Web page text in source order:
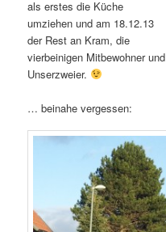
als erstes die Küche
umziehen und am 18.12.13
der Rest an Kram, die
vierbeinigen Mitbewohner und
Unserzweier.
… beinahe vergessen: